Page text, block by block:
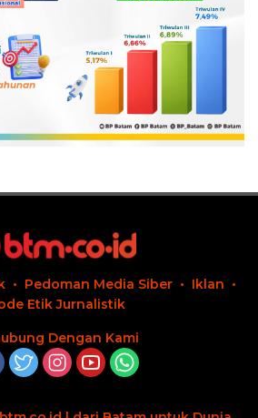
Pedoman Media Siber
Iklan
Etik Jurnalistik
Dengan Kami